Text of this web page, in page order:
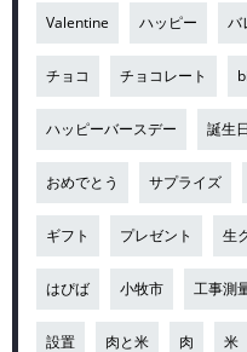
Valentine ハッピー バ
チョコ チョコレート
ハッピーバースデー 誕生日
おめでとう サプライズ
ギフト プレゼント 生
はぴば 小牧市 工事測
設置 肉と米 肉 米